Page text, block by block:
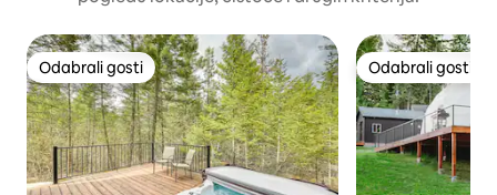
Odabrali gosti
Odabrali gosti Odabrali gosti
Odabrali gosti